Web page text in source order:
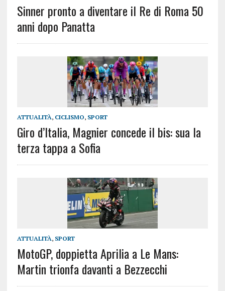
Sinner pronto a diventare il Re di Roma 50
anni dopo Panatta
ATTUALITÀ, CICLISMO, SPORT
Giro d’Italia, Magnier concede il bis: sua la
terza tappa a Sofia
ATTUALITÀ, SPORT
MotoGP, doppietta Aprilia a Le Mans:
Martin trionfa davanti a Bezzecchi